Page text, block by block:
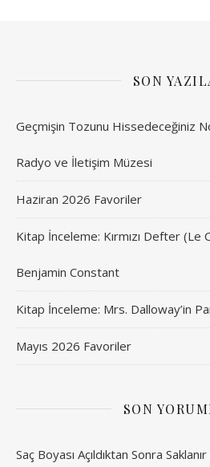
SON
Geçmişin Tozunu Hissedeceğiniz
Radyo ve İletişim Müzesi
Haziran 2026 Favoriler
Kitap İnceleme: Kırmızı Defter (Le
Benjamin Constant
Kitap İnceleme: Mrs. Dalloway’in
Mayıs 2026 Favoriler
SON
Saç Boyası Açıldıktan Sonra Saklanır